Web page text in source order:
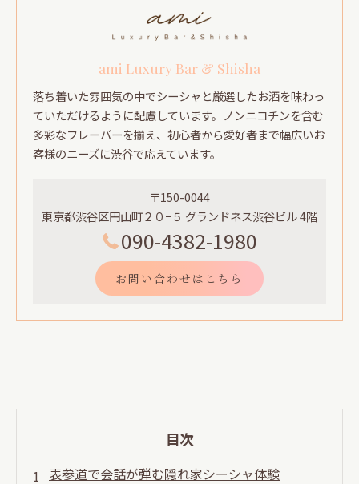
ami Luxury Bar & Shisha
落ち着いた雰囲気の中でシーシャと厳選したお酒を味わっ
ていただけるように配慮しています。ノンニコチンを含む
多彩なフレーバーを揃え、初心者から愛好者まで幅広いお
客様のニーズに渋谷で応えています。
〒150-0044
東京都渋谷区円山町２０−５ グランドネス渋谷ビル 4階
090-4382-1980
お問い合わせはこちら
目次
表参道で会話が弾む隠れ家シーシャ体験